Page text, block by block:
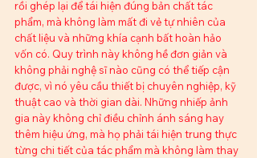
rồi ghép lại để tái hiện đúng bản chất tác
phẩm, mà không làm mất đi vẻ tự nhiên của
chất liệu và những khía cạnh bất hoàn hảo
vốn có. Quy trình này không hề đơn giản và
không phải nghệ sĩ nào cũng có thể tiếp cận
được, vì nó yêu cầu thiết bị chuyên nghiệp, kỹ
thuật cao và thời gian dài. Những nhiếp ảnh
gia này không chỉ điều chỉnh ánh sáng hay
thêm hiệu ứng, mà họ phải tái hiện trung thực
từng chi tiết của tác phẩm mà không làm thay